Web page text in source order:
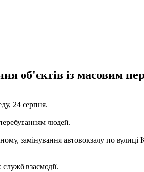
об'єктів із масовим
24 серпня.
людей.
замінування автовокзалу по вулиці
взаємодії.